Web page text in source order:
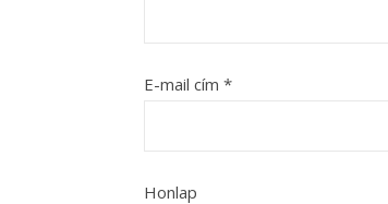
E-mail cím *
Honlap